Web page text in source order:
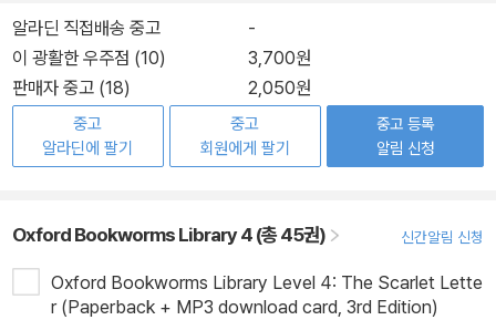
알라딘 직접배송 중고
-
이 광활한 우주점 (10)
3,700원
판매자 중고 (18)
2,050원
중고
알라딘에 팔기
중고
회원에게 팔기
중고 등록
알림 신청
Oxford Bookworms Library 4 (총 45권) 신간알림 신청
Oxford Bookworms Library Level 4: The Scarlet Lette
r (Paperback + MP3 download card, 3rd Edition)